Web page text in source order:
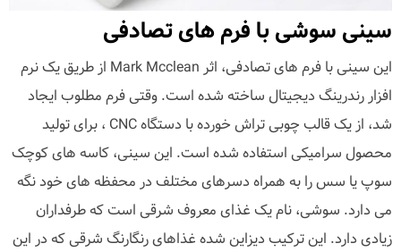
سینی سوشی با فرم های تصادفی
این سینی با فرم های تصادفی، اثر Mark Mcclean از طریق یک نرم
افزار رندرینگ دیجیتال ساخته شده است. وقتی فرم مطلوب ایجاد
شد، از یک قالب چوبی تراش خورده با دستگاه CNC ، برای تولید
محصول سرامیکی استفاده شده است. این سینی، کاسه های کوچک
سوپ یا سس را به همراه دسرهای مختلف در محفظه های خود نگه
می دارد. سوشی، نام یک غذای معروف شرقی است که طرفداران
زیادی دارد. این ترکیب دیزاین شده غذاهای رنگارنگ شرقی که در این